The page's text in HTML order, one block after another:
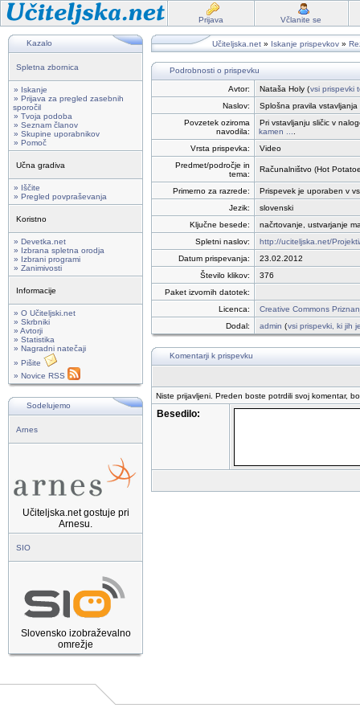
Prijava Včlanite se
Kazalo
Spletna zbornica
» Iskanje
» Prijava za pregled zasebnih
sporočil
» Tvoja podoba
» Seznam članov
» Skupine uporabnikov
» Pomoč
Učna gradiva
» Iščite
» Pregled povpraševanja
Koristno
» Devetka.net
» Izbrana spletna orodja
» Izbrani programi
» Zanimivosti
Informacije
» O Učiteljski.net
» Skrbniki
» Avtorji
» Statistika
» Nagradni natečaji
» Pišite
» Novice RSS
Sodelujemo
Arnes
Učiteljska.net gostuje pri
Arnesu.
SIO
Slovensko izobraževalno
omrežje
Učiteljska.net » Iskanje prispevkov »
Podrobnosti o prispevku
Avtor: Nataša Holy (vsi prispevki
Naslov:
Splošna pravila
Povzetek oziroma
navodila:
Pri vstavljanju sličic v
kamen ...
Vrsta prispevka:
Video
Predmet/področje in
tema:
Računalništvo (Hot
Primerno za razrede:
Prispevek je uporaben v
Jezik:
slovenski
Ključne besede:
načrtovanje, ustvarjanje
Spletni naslov:
http://uciteljska.net/
Datum prispevanja:
23.02.2012
Število klikov:
376
Paket izvornih datotek:
Licenca:
Creative Commons
Dodal:
admin (vsi prispevki, ki jih
Komentarji k prispevku
Niste prijavljeni. Preden boste potrdili svoj komentar,
Besedilo: